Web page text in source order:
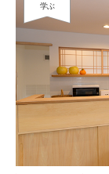
学ぶ